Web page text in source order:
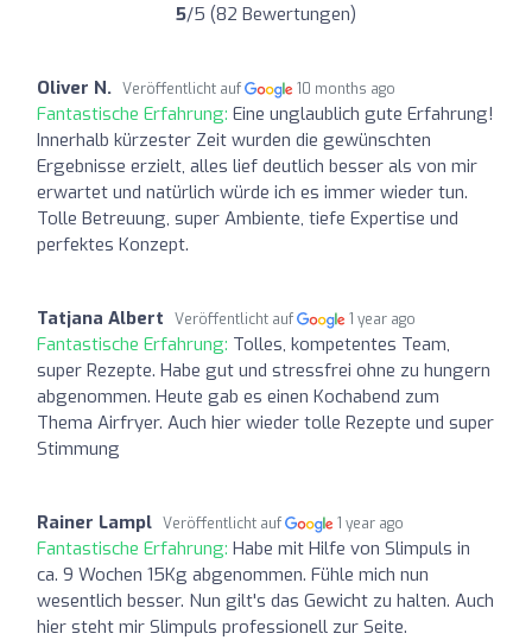
5/5 (82 Bewertungen)
Oliver N. Veröffentlicht auf 10 months ago
Fantastische Erfahrung: Eine unglaublich gute Erfahrung!
Innerhalb kürzester Zeit wurden die gewünschten
Ergebnisse erzielt, alles lief deutlich besser als von mir
erwartet und natürlich würde ich es immer wieder tun.
Tolle Betreuung, super Ambiente, tiefe Expertise und
perfektes Konzept.
Tatjana Albert Veröffentlicht auf 1 year ago
Fantastische Erfahrung: Tolles, kompetentes Team,
super Rezepte. Habe gut und stressfrei ohne zu hungern
abgenommen. Heute gab es einen Kochabend zum
Thema Airfryer. Auch hier wieder tolle Rezepte und super
Stimmung
Rainer Lampl Veröffentlicht auf 1 year ago
Fantastische Erfahrung: Habe mit Hilfe von Slimpuls in
ca. 9 Wochen 15Kg abgenommen. Fühle mich nun
wesentlich besser. Nun gilt's das Gewicht zu halten. Auch
hier steht mir Slimpuls professionell zur Seite.